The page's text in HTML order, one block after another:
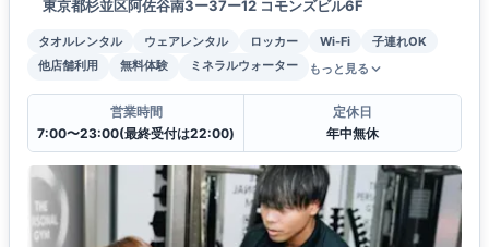
東京都杉並区阿佐谷南3ー37ー12 コモンズビル6F
タオルレンタル ウェアレンタル ロッカー Wi-Fi
子連れOK
他店舗利用
無料体験 ミネラルウォーター もっと見る
営業時間
7:00〜23:00(最終受付は22:00)
定休日
年中無休